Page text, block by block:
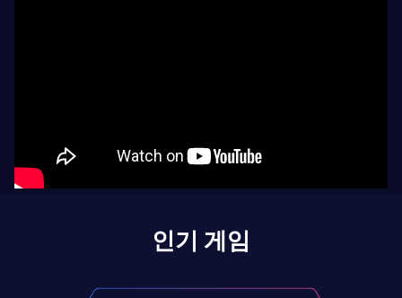
인기 게임